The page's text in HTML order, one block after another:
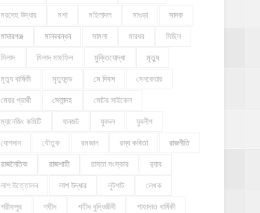
মরদেহ উদ্ধার মশা মহিলাদল মাগুড়া মাদক
মাদারগঞ্জ মানববন্ধন মামলা মারধর মিছিল
মিলাদ মিলাদ মাহফিল মুক্তিযোদ্ধা মৃত্যু
মৃত্যু বার্ষিকী মৃত্যুদন্ড মে দিবস মেনকেয়ার
মেয়র প্রার্থী মেলান্দহ মোটর সাইকেল
ম্যানেজিং কমিটি যানজট যুবদল যুবলীগ
যোগদান যৌতুক রমজান রম্য কবিতা রাজনীতি
রাজনৈতিক রাজশাহী রাস্তা সংস্কার র‍্যাব
লাশ উত্তোলন লাশ উদ্ধার লুটপাট লেখক
শরীফপুর শহীদ শহীদ বুদ্ধিজীবী শাহাদাত বার্ষিকী